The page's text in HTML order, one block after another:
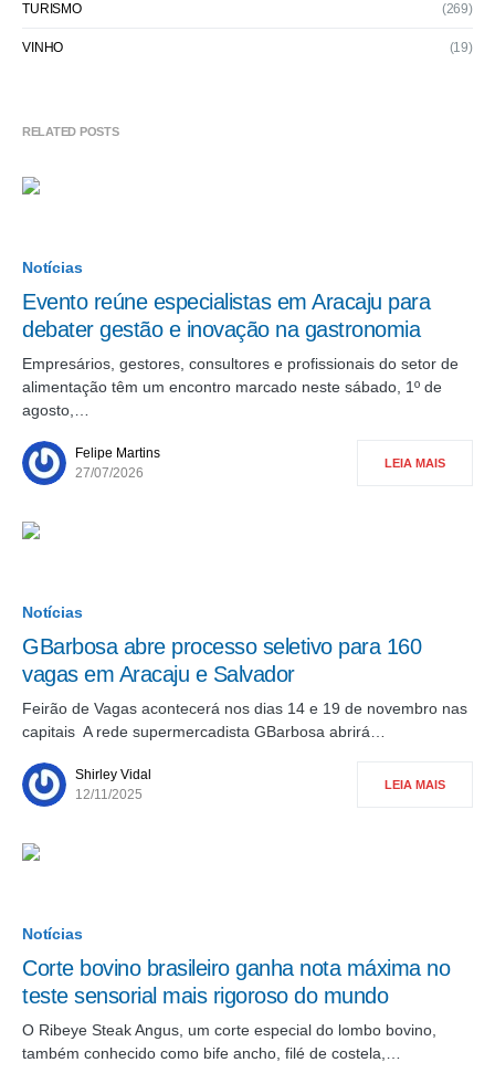
TURISMO (269)
VINHO (19)
RELATED POSTS
Notícias
Evento reúne especialistas em Aracaju para
debater gestão e inovação na gastronomia
Empresários, gestores, consultores e profissionais do setor de
alimentação têm um encontro marcado neste sábado, 1º de
agosto,…
Felipe Martins
27/07/2026
LEIA MAIS
Notícias
GBarbosa abre processo seletivo para 160
vagas em Aracaju e Salvador
Feirão de Vagas acontecerá nos dias 14 e 19 de novembro nas
capitais A rede supermercadista GBarbosa abrirá…
Shirley Vidal
12/11/2025
LEIA MAIS
Notícias
Corte bovino brasileiro ganha nota máxima no
teste sensorial mais rigoroso do mundo
O Ribeye Steak Angus, um corte especial do lombo bovino,
também conhecido como bife ancho, filé de costela,…